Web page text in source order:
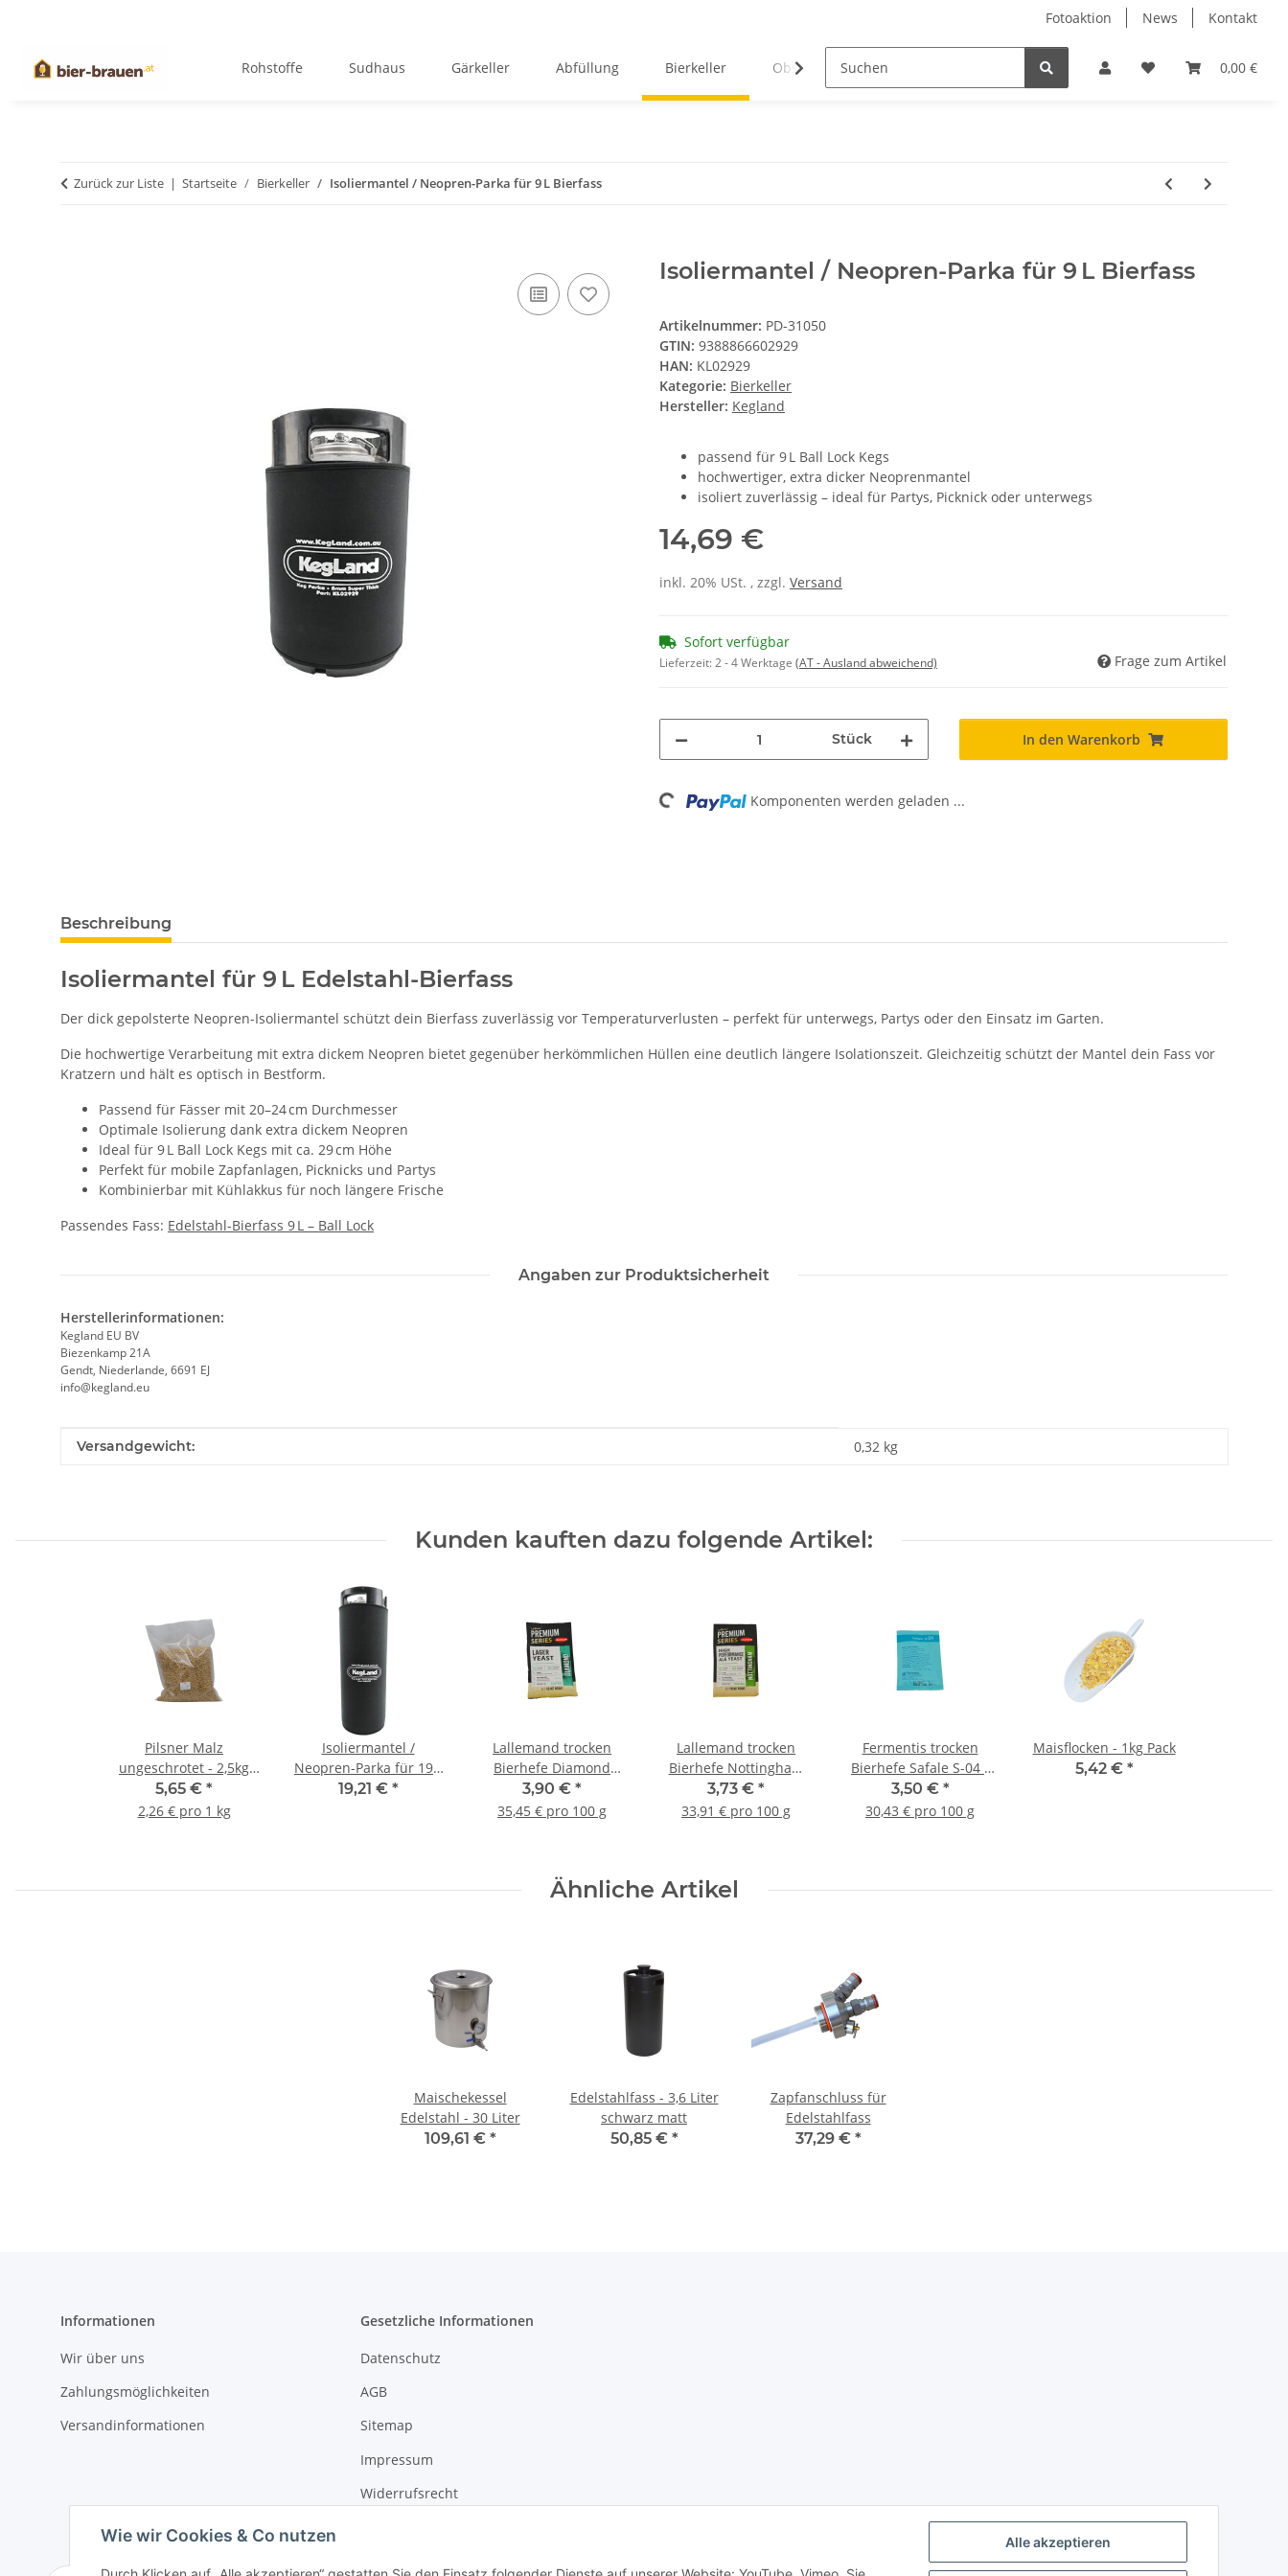
Alle akzeptieren
Wie wir Cookies & Co nutzen
Fotoaktion News Kontakt
0,00 €
Rohstoffe Sudhaus Gärkeller Abfüllung Bierkeller Obstverarbeitung Nützliches Ersatzteile
Zurück zur Liste Startseite Bierkeller Isoliermantel / Neopren-Parka für 9 L Bierfass
Isoliermantel / Neopren-Parka für 9 L Bierfass
Artikelnummer: PD-31050
GTIN: 9388866602929
HAN: KL02929
Kategorie: Bierkeller
Hersteller: Kegland
passend für 9 L Ball Lock Kegs
hochwertiger, extra dicker Neoprenmantel
isoliert zuverlässig – ideal für Partys, Picknick oder unterwegs
14,69 €
inkl. 20% USt. , zzgl. Versand
Sofort verfügbar
Lieferzeit:2 - 4 Werktage (AT - Ausland abweichend) Frage zum Artikel
Stück In den Warenkorb
Loading... Komponenten werden geladen ...
Beschreibung
Isoliermantel für 9 L Edelstahl-Bierfass
Der dick gepolsterte Neopren-Isoliermantel schützt dein Bierfass zuverlässig vor Temperaturverlusten – perfekt für unterwegs, Partys oder den Einsatz im Garten.
Die hochwertige Verarbeitung mit extra dickem Neopren bietet gegenüber herkömmlichen Hüllen eine deutlich längere Isolationszeit. Gleichzeitig schützt der Mantel dein Fass vor
Kratzern und hält es optisch in Bestform.
Passend für Fässer mit 20–24 cm Durchmesser
Optimale Isolierung dank extra dickem Neopren
Ideal für 9 L Ball Lock Kegs mit ca. 29 cm Höhe
Perfekt für mobile Zapfanlagen, Picknicks und Partys
Kombinierbar mit Kühlakkus für noch längere Frische
Passendes Fass: Edelstahl-Bierfass 9 L – Ball Lock
Angaben zur Produktsicherheit
Herstellerinformationen:
Kegland EU BV
Biezenkamp 21A
Gendt, Niederlande, 6691 EJ
info@kegland.eu
Produkteigenschaft
Wert
Versandgewicht: 0,32 kg
Kunden kauften dazu folgende Artikel:
Pilsner Malz
ungeschrotet - 2,5kg
Beutel
5,65 € *
2,26 € pro 1 kg
Isoliermantel /
Neopren-Parka für 19 L
Bierfass
19,21 € *
Lallemand trocken
Bierhefe Diamond
Lager - 11g
3,90 € *
35,45 € pro 100 g
Lallemand trocken
Bierhefe Nottingham
Ale - 11g
3,73 € *
33,91 € pro 100 g
Fermentis trocken
Bierhefe Safale S-04 -
11,5g
3,50 € *
30,43 € pro 100 g
Maisflocken - 1kg Pack
5,42 € *
Ähnliche Artikel
Maischekessel
Edelstahl - 30 Liter
109,61 € *
Edelstahlfass - 3,6 Liter
schwarz matt
50,85 € *
Zapfanschluss für
Edelstahlfass
37,29 € *
Informationen
Wir über uns
Zahlungsmöglichkeiten
Versandinformationen
Gesetzliche Informationen
Datenschutz
AGB
Sitemap
Impressum
Widerrufsrecht